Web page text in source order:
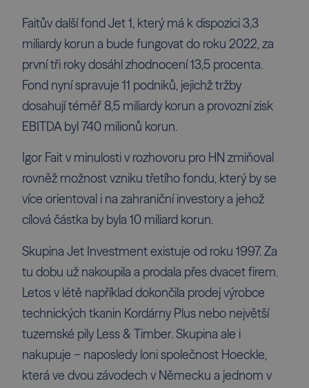
Faitův další fond Jet 1, který má k dispozici 3,3
miliardy korun a bude fungovat do roku 2022, za
první tři roky dosáhl zhodnocení 13,5 procenta.
Fond nyní spravuje 11 podniků, jejichž tržby
dosahují téměř 8,5 miliardy korun a provozní zisk
EBITDA byl 740 milionů korun.
Igor Fait v minulosti v rozhovoru pro HN zmiňoval
rovněž možnost vzniku třetího fondu, který by se
více orientoval i na zahraniční investory a jehož
cílová částka by byla 10 miliard korun.
Skupina Jet Investment existuje od roku 1997. Za
tu dobu už nakoupila a prodala přes dvacet firem.
Letos v létě například dokončila prodej výrobce
technických tkanin Kordárny Plus nebo největší
tuzemské pily Less & Timber. Skupina ale i
nakupuje − naposledy loni společnost Hoeckle,
která ve dvou závodech v Německu a jednom v